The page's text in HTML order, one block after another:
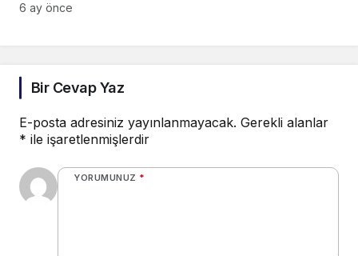
6 ay önce
Bir Cevap Yaz
E-posta adresiniz yayınlanmayacak. Gerekli alanlar
* ile işaretlenmişlerdir
YORUMUNUZ *